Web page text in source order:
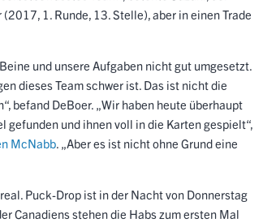
1. Runde, 13. Stelle), aber in einen Trade
und unsere Aufgaben nicht gut umgesetzt.
dieses Team schwer ist. Das ist nicht die
befand DeBoer. „Wir haben heute überhaupt
gefunden und ihnen voll in die Karten gespielt“,
McNabb. „Aber es ist nicht ohne Grund eine
Puck-Drop ist in der Nacht von Donnerstag
Canadiens stehen die Habs zum ersten Mal